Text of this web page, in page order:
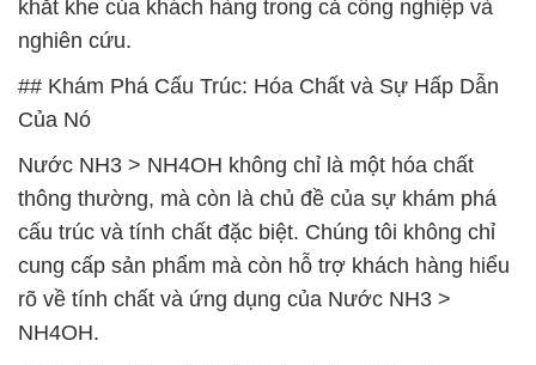
khắt khe của khách hàng trong cả công nghiệp và
nghiên cứu.
## Khám Phá Cấu Trúc: Hóa Chất và Sự Hấp Dẫn
Của Nó
Nước NH3 > NH4OH không chỉ là một hóa chất
thông thường, mà còn là chủ đề của sự khám phá
cấu trúc và tính chất đặc biệt. Chúng tôi không chỉ
cung cấp sản phẩm mà còn hỗ trợ khách hàng hiểu
rõ về tính chất và ứng dụng của Nước NH3 >
NH4OH.